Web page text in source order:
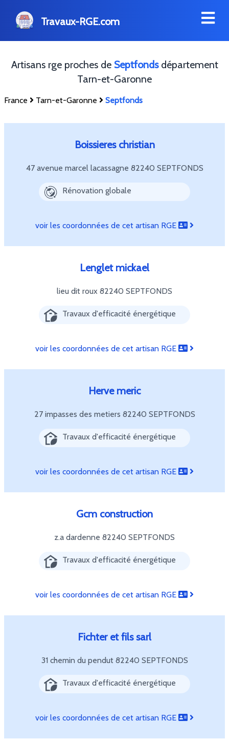
Travaux-RGE.com
Artisans rge proches de Septfondsdépartement
Tarn-et-Garonne
France Tarn-et-Garonne Septfonds
Boissieres christian
47 avenue marcel lacassagne 82240 SEPTFONDS
Rénovation globale
voir les coordonnées de cet artisan RGE
Lenglet mickael
lieu dit roux 82240 SEPTFONDS
Travaux d'efficacité énergétique
voir les coordonnées de cet artisan RGE
Herve meric
27 impasses des metiers 82240 SEPTFONDS
Travaux d'efficacité énergétique
voir les coordonnées de cet artisan RGE
Gcm construction
z.a dardenne 82240 SEPTFONDS
Travaux d'efficacité énergétique
voir les coordonnées de cet artisan RGE
Fichter et fils sarl
31 chemin du pendut 82240 SEPTFONDS
Travaux d'efficacité énergétique
voir les coordonnées de cet artisan RGE